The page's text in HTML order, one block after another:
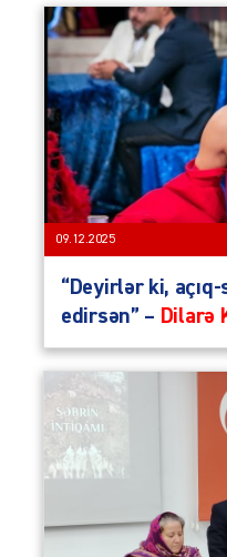
09.12.2025
“Deyirlər ki, açıq-
edirsən” – Dilarə